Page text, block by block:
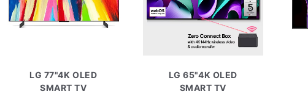
LG 77"4K OLED
SMART TV
LG 65"4K OLED
SMART TV